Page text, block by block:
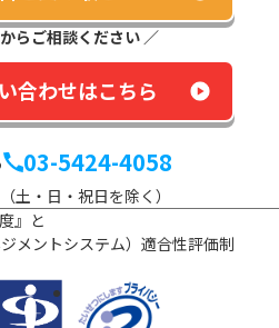
らご相談ください ／
合わせはこちら
03-5424-4058
土・日・祝日を除く）
』と
メントシステム）適合性評価制